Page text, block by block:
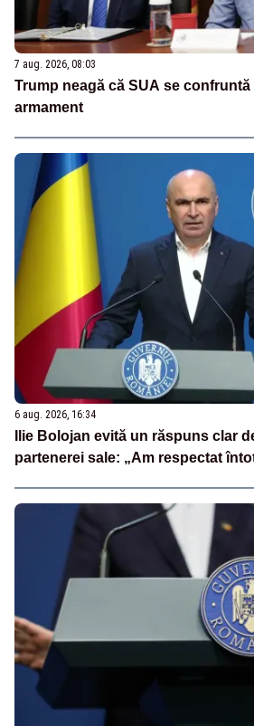
7 aug. 2026, 08:03
Trump neagă că SUA se
armament
6 aug. 2026, 16:34
Ilie Bolojan evită un răspuns clar
partenerei sale: „Am respectat